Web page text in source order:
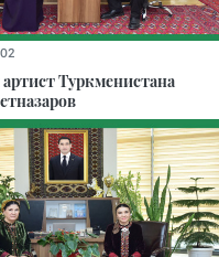
Туркменистана